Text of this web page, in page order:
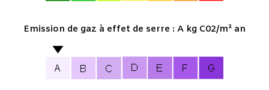
Emission de gaz à effet de serre : A kg C02/m² an